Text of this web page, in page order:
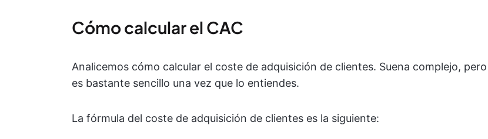
Cómo calcular el CAC
Analicemos cómo calcular el coste de adquisición de clientes. Suena complejo, pero
es bastante sencillo una vez que lo entiendes.
La fórmula del coste de adquisición de clientes es la siguiente: